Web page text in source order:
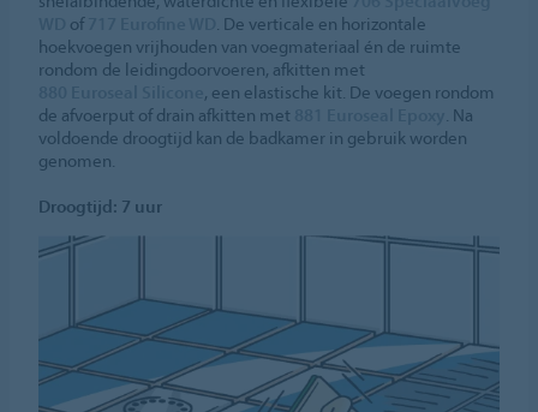
of
. De verticale en horizontale
hoekvoegen vrijhouden van voegmateriaal én de ruimte
rondom de leidingdoorvoeren, afkitten met
, een elastische kit. De voegen rondom
de afvoerput of drain afkitten met
. Na
voldoende droogtijd kan de badkamer in gebruik worden
genomen.
Droogtijd: 7 uur